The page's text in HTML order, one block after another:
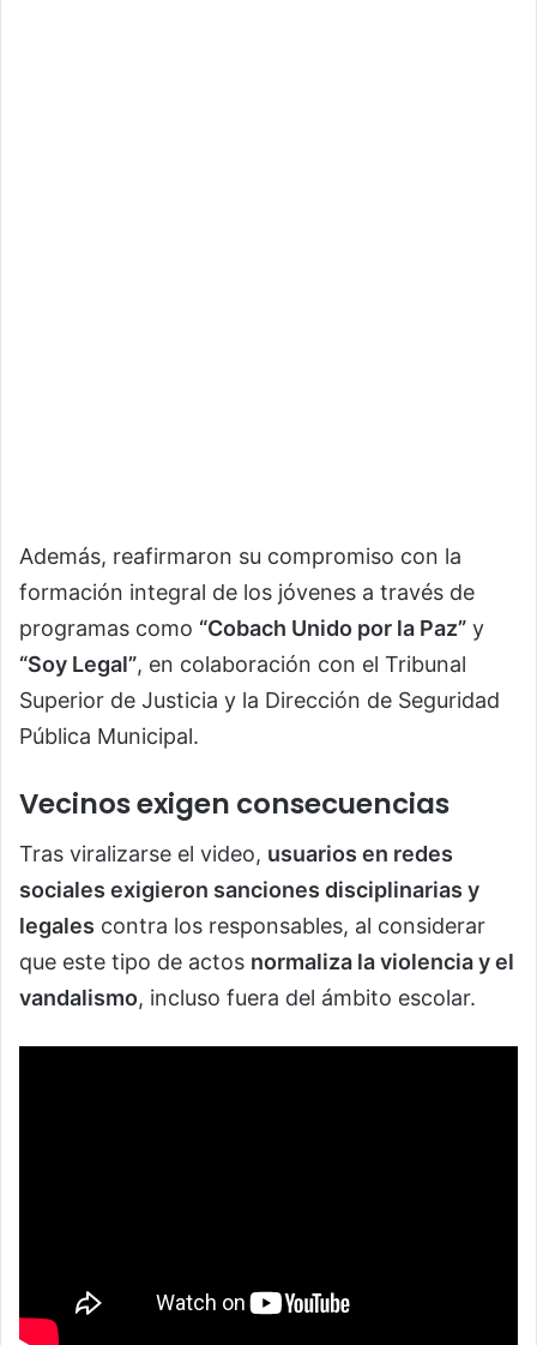
Además, reafirmaron su compromiso con la
formación integral de los jóvenes a través de
programas como “Cobach Unido por la Paz” y
“Soy Legal”, en colaboración con el Tribunal
Superior de Justicia y la Dirección de Seguridad
Pública Municipal.
Vecinos exigen consecuencias
Tras viralizarse el video, usuarios en redes
sociales exigieron sanciones disciplinarias y
legales contra los responsables, al considerar
que este tipo de actos normaliza la violencia y el
vandalismo, incluso fuera del ámbito escolar.